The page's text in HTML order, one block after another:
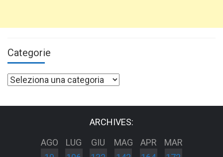
Categorie
Categorie
ARCHIVES:
AGO
LUG
GIU
MAG
APR
MAR